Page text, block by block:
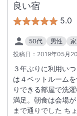
良い宿
5.0
50代 男性
投稿日： 2019年05月
３年ぶりに利用い
は４ベットルーム
りできる部屋で洗
満足。朝食は会場
まで通りでした ち